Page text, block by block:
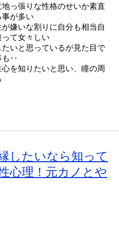
っ張りな性格のせいか素直
が多い
嫌いな割りに自分も相当自
て女々しい
いと思っているが見た目で
も‥
を知りたいと思い、瞳の周
したいなら知って
心理！元カノとや